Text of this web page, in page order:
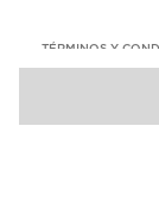
TÉRMINOS Y